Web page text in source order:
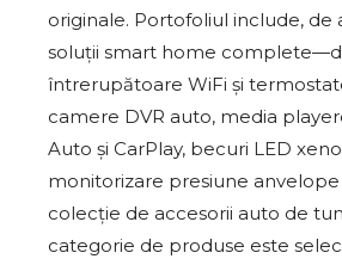
originale. Portofoliul include, de
soluții smart home
întrerupătoare WiFi și
camere DVR auto, media
Auto și CarPlay, becuri LED
monitorizare presiune anvelope
colecție de accesorii auto de
categorie de produse este